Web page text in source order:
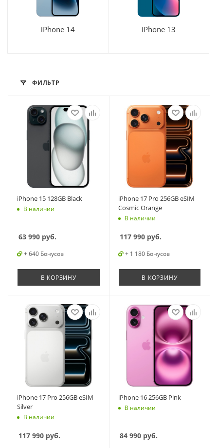
iPhone 14 iPhone 13
ФИЛЬТР
iPhone 15 128GB Black
В наличии
63 990 руб.
+ 640 Бонусов
В КОРЗИНУ
iPhone 17 Pro 256GB eSIM
Cosmic Orange
В наличии
117 990руб.
+ 1 180 Бонусов
В КОРЗИНУ
iPhone 17 Pro 256GB eSIM
Silver
В наличии
117 990 руб.
iPhone 16 256GB Pink
В наличии
84 990руб.